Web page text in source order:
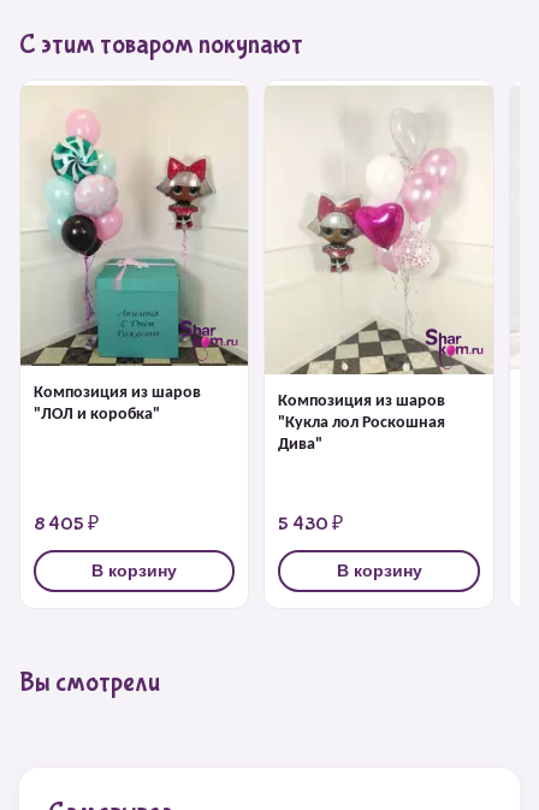
С этим товаром покупают
Композиция из шаров
"ЛОЛ и коробка"
8 405 ₽
В корзину
Композиция из шаров
"Кукла лол Роскошная
Дива"
5 430 ₽
В корзину
Вы смотрели